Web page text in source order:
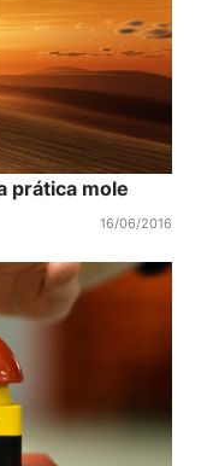
prática mole
16/06/2016